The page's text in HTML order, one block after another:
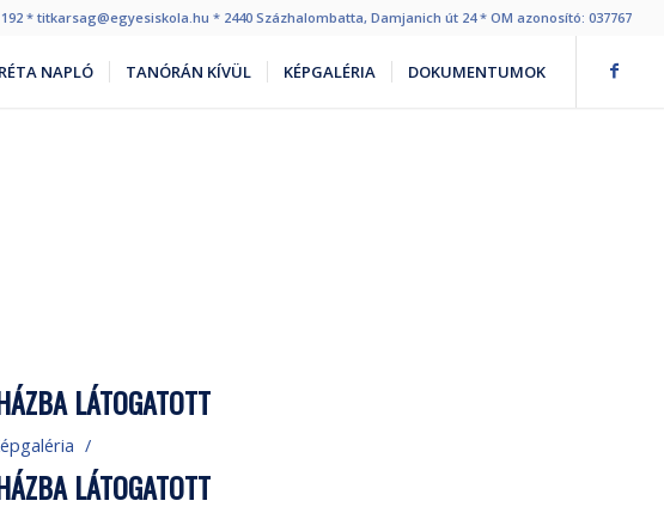
192 * titkarsag@egyesiskola.hu * 2440 Százhalombatta, Damjanich út 24 * OM azonosító: 037767
NAPLÓ TANÓRÁN KÍVÜL KÉPGALÉRIA DOKUMENTUMOK
LÁTOGATOTT
/
LÁTOGATOTT